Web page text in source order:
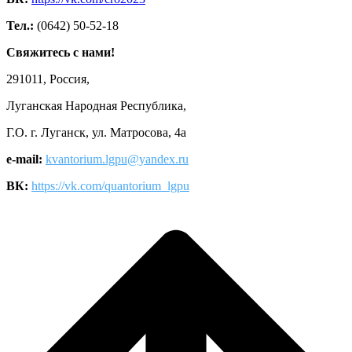
Тел.: (0642) 50-52-18
Свяжитесь с нами!
291011, Россия,
Луганская Народная Республика,
Г.О. г. Луганск, ул. Матросова, 4а
e-mail: kvantorium.lgpu@yandex.ru
ВК: https://vk.com/quantorium_lgpu